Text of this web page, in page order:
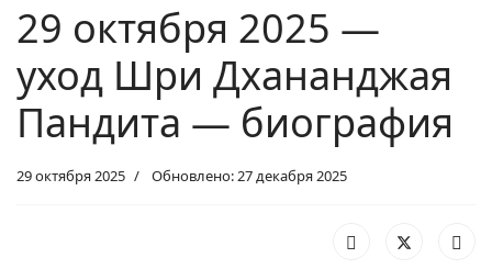
29 октября 2025 —
уход Шри Дхананджая
Пандита — биография
29 октября 2025 Обновлено: 27 декабря 2025